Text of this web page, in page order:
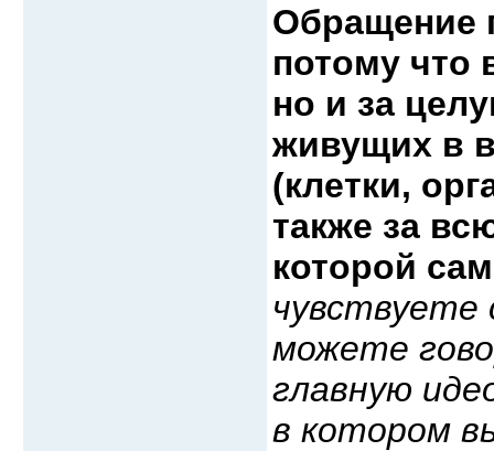
Обращение
потому что
но и за
живущих в
(клетки,
также за
которой
можете
главную
в котором